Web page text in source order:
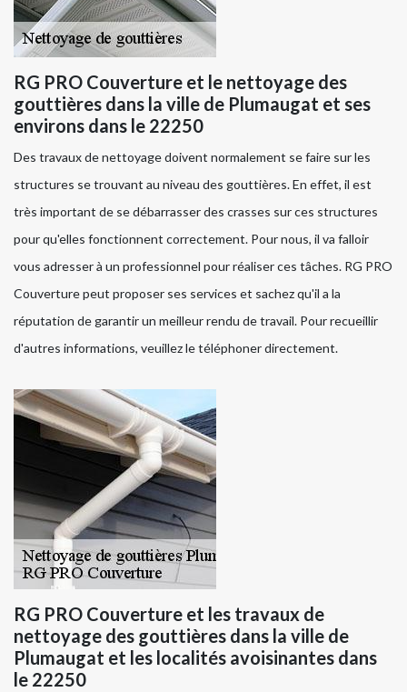
RG PRO Couverture et le nettoyage des
gouttières dans la ville de Plumaugat et ses
environs dans le 22250
Des travaux de nettoyage doivent normalement se faire sur les
structures se trouvant au niveau des gouttières. En effet, il est
très important de se débarrasser des crasses sur ces structures
pour qu'elles fonctionnent correctement. Pour nous, il va falloir
vous adresser à un professionnel pour réaliser ces tâches. RG PRO
Couverture peut proposer ses services et sachez qu'il a la
réputation de garantir un meilleur rendu de travail. Pour recueillir
d'autres informations, veuillez le téléphoner directement.
RG PRO Couverture et les travaux de
nettoyage des gouttières dans la ville de
Plumaugat et les localités avoisinantes dans
le 22250